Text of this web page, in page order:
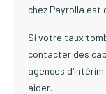
chez Payrolla est
Si votre taux
contacter des
agences
aider.